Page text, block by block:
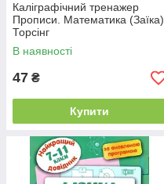
Каліграфічний тренажер
Прописи. Математика (Заїка)
Торсінг
В наявності
47 ₴
Купити